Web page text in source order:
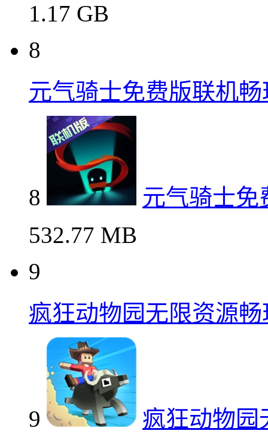
1.17 GB
8
元气骑士免费版联机
8
元气骑士免
532.77 MB
9
疯狂动物园无限资源畅
9 疯狂动物园